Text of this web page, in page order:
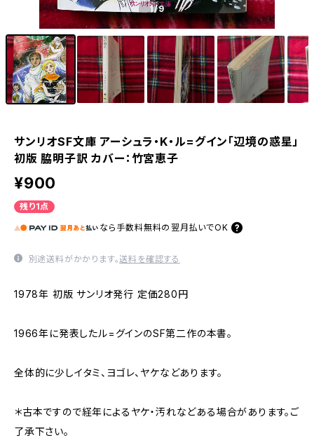
1/9
サンリオSF文庫 アーシュラ・K・ル=グイン「辺境の惑星」
初版 脇明子訳 カバー：竹宮恵子
¥900
残り1点
なら 手数料無料の 翌月払いでOK
別途送料がかかります。送料を確認する
1978年 初版 サンリオ発行 定価280円
1966年に発表したル=グインのSF第二作の本書。
全体的に少しイタミ、ヨゴレ、ヤケなどあります。
＊古本ですので経年によるヤケ・汚れなどある場合があります。ご
了承下さい。